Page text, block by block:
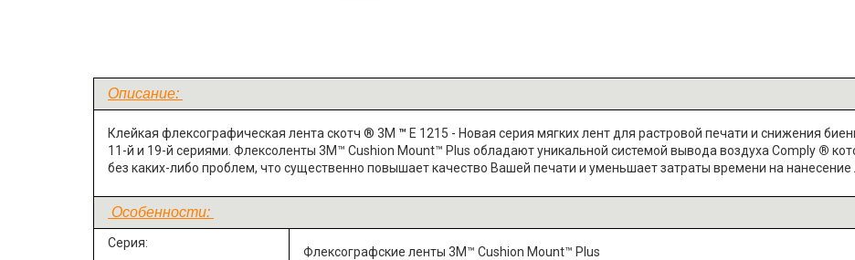
Описание:
Клейкая флексографическая лента скотч ® 3М ™ E 1215 - Новая серия мягких лент для растровой печати и снижения
11-й и 19-й сериями. Флексоленты 3M™ Cushion Mount™ Plus обладают уникальной системой вывода воздуха Comply ®
без каких-либо проблем, что существенно повышает качество Вашей печати и уменьшает затраты времени на нанесение
Особенности:
Серия:
Флексографские ленты 3M™ Cushion Mount™ Plus